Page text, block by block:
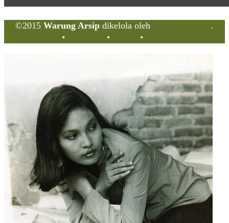
©2015 Warung Arsip dikelola oleh
.
• • •